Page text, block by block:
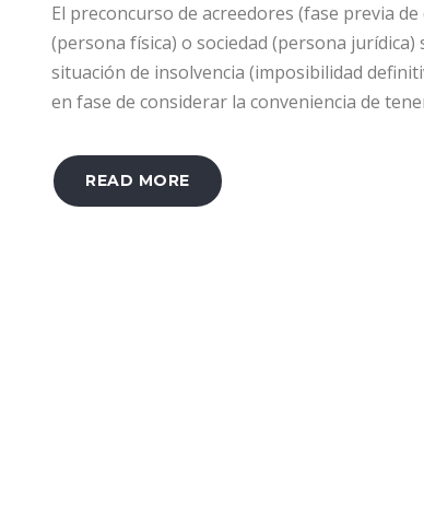
El preconcurso de acreedores (fase previa
(persona física) o sociedad (persona
situación de insolvencia (imposibilidad
en fase de considerar la conveniencia de
READ MORE